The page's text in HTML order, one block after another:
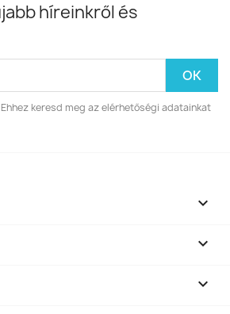
híreinkről és
keresd meg az elérhetőségi adatainkat


